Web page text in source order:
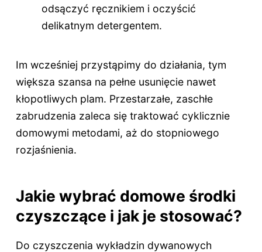
odsączyć ręcznikiem i oczyścić
delikatnym detergentem.
Im wcześniej przystąpimy do działania, tym
większa szansa na pełne usunięcie nawet
kłopotliwych plam. Przestarzałe, zaschłe
zabrudzenia zaleca się traktować cyklicznie
domowymi metodami, aż do stopniowego
rozjaśnienia.
Jakie wybrać domowe środki
czyszczące i jak je stosować?
Do czyszczenia wykładzin dywanowych